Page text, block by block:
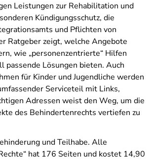
Leistungen zur Rehabilitation und
Kündigungsschutz, die
und Pflichten von
Ratgeber zeigt, welche Angebote
wie „personenzentrierte“ Hilfen
passende Lösungen bieten. Auch
für Kinder und Jugendliche werden
Serviceteil mit Links,
Adressen weist den Weg, um die
des Behindertenrechts vertiefen zu
und Teilhabe. Alle
hat 176 Seiten und kostet 14,90